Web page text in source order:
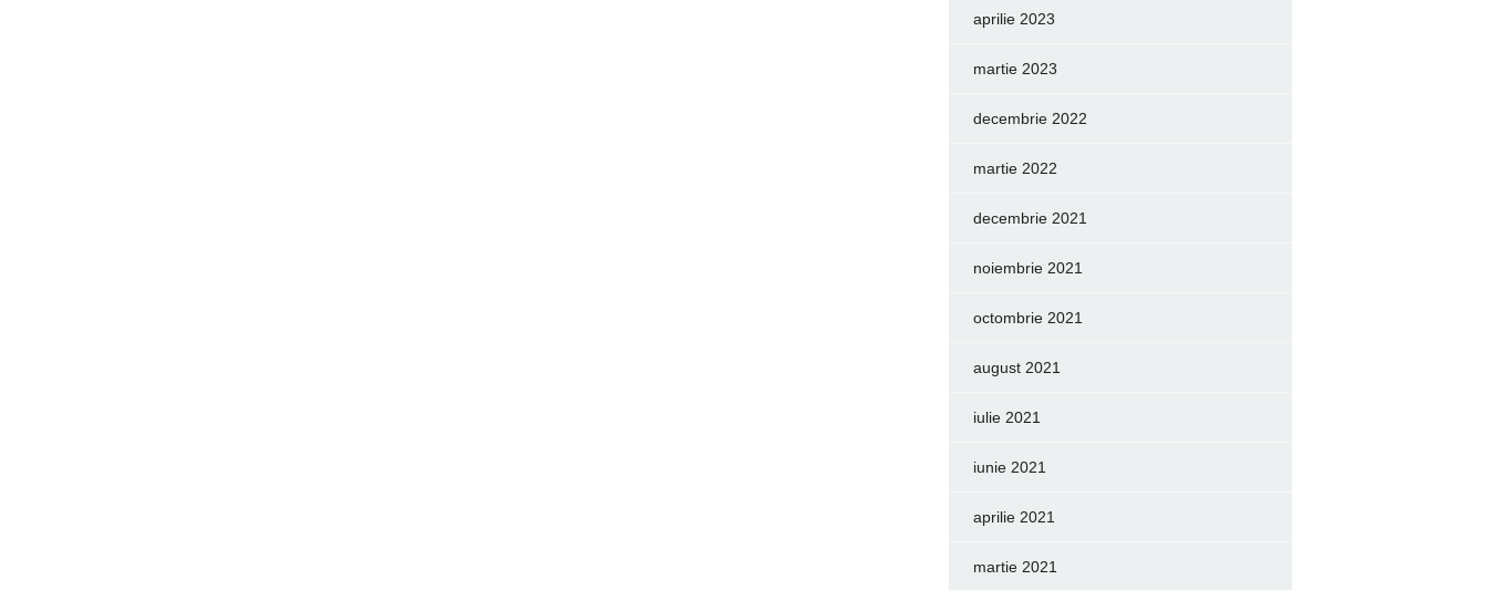
aprilie 2023
martie 2023
decembrie 2022
martie 2022
decembrie 2021
noiembrie 2021
octombrie 2021
august 2021
iulie 2021
iunie 2021
aprilie 2021
martie 2021